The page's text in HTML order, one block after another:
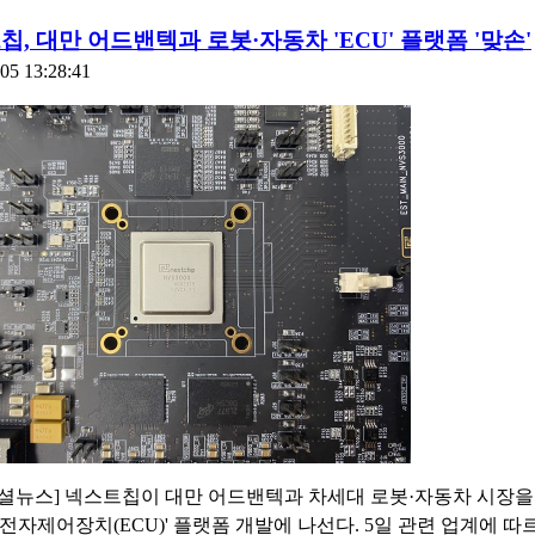
, 대만 어드밴텍과 로봇·자동차 'ECU' 플랫폼 '맞손'
13:28:41
뉴스] 넥스트칩이 대만 어드밴텍과 차세대 로봇·자동차 시장
자제어장치(ECU)' 플랫폼 개발에 나선다. 5일 관련 업계에 따